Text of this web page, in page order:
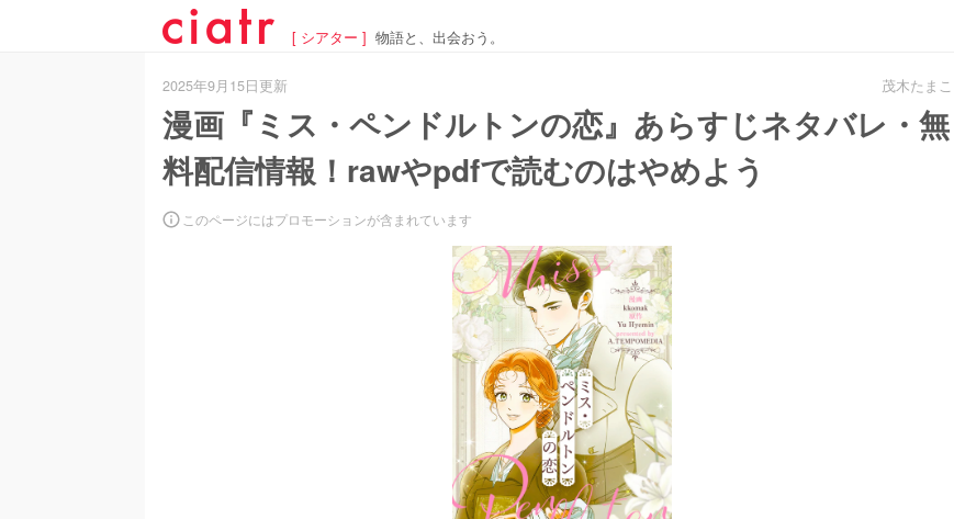
[ シアター ] 物語と、出会おう。
2025年9月15日更新 茂木たまこ
漫画『ミス・ペンドルトンの恋』あらすじネタバレ・無
料配信情報！rawやpdfで読むのはやめよう
このページにはプロモーションが含まれています